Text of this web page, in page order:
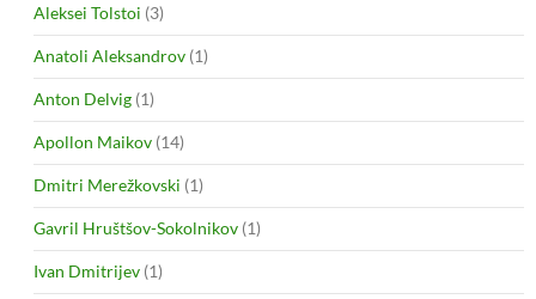
Aleksei Tolstoi (3)
Anatoli Aleksandrov (1)
Anton Delvig (1)
Apollon Maikov (14)
Dmitri Merežkovski (1)
Gavril Hruštšov-Sokolnikov (1)
Ivan Dmitrijev (1)